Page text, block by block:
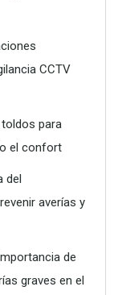
CCTV
para
el confort
del
averías y
de
graves en el